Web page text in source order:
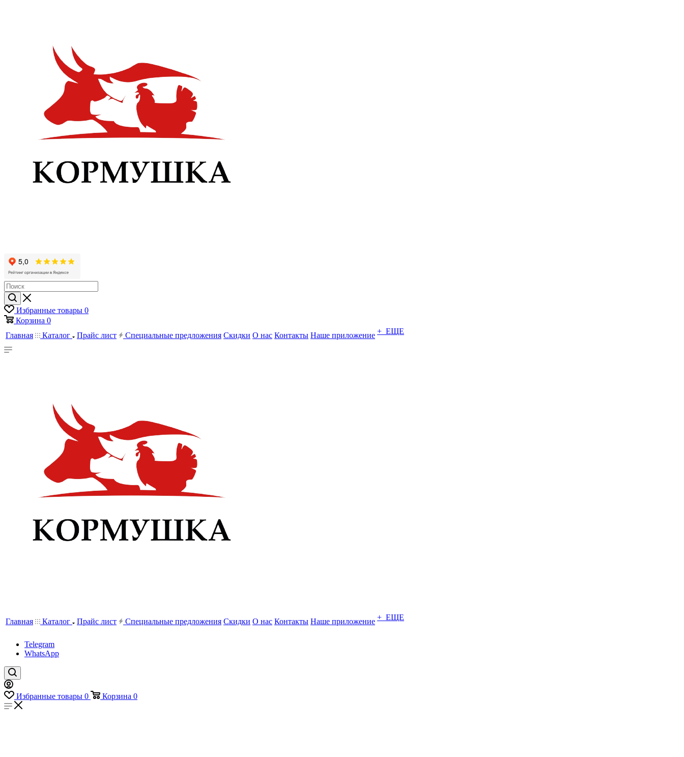
Избранные товары 0
Корзина 0
Главная
Каталог Прайс лист Специальные предложения Скидки О нас Контакты Наше приложение + ЕЩЕ
Главная Каталог Прайс лист Специальные предложения Скидки О нас Контакты Наше приложение + ЕЩЕ
Telegram
WhatsApp
Избранные товары 0 Корзина 0